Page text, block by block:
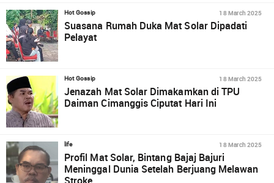
Hot Gossip 18 March 2025
Suasana Rumah Duka Mat Solar Dipadati
Pelayat
Hot Gossip 18 March 2025
Jenazah Mat Solar Dimakamkan di TPU
Daiman Cimanggis Ciputat Hari Ini
life 18 March 2025
Profil Mat Solar, Bintang Bajaj Bajuri
Meninggal Dunia Setelah Berjuang Melawan